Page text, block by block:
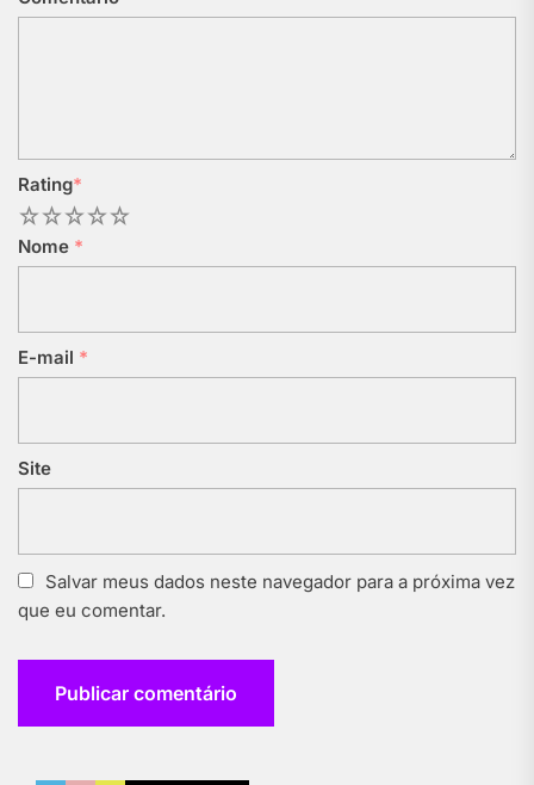
Rating*
5
4
3
2
Nome *
E-mail *
Site
Salvar meus dados neste navegador para a próxima vez
que eu comentar.